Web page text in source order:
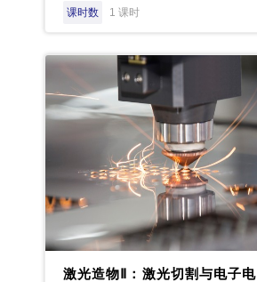
课时数 1 课时
激光造物Ⅱ：激光切割与电子电